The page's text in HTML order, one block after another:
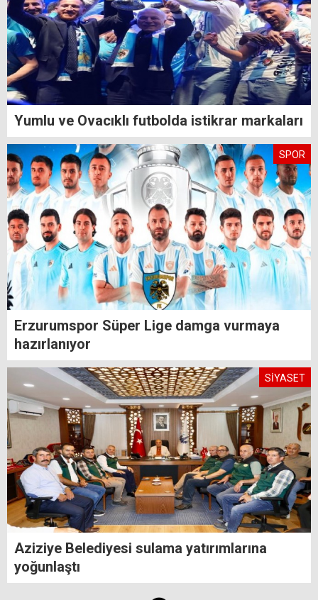
Yumlu ve Ovacıklı futbolda istikrar markaları
SPOR
Erzurumspor Süper Lige damga vurmaya
hazırlanıyor
SİYASET
Aziziye Belediyesi sulama yatırımlarına
yoğunlaştı